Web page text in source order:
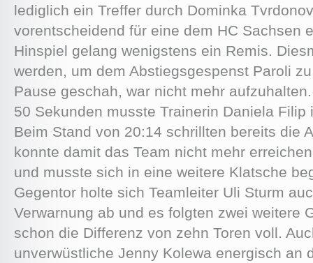
lediglich ein Treffer durch Dominka
vorentscheidend für eine dem HC Sachsen
Hinspiel gelang wenigstens ein Remis.
werden, um dem Abstiegsgespenst Paroli
Pause geschah, war nicht mehr
50 Sekunden musste Trainerin Daniela
Beim Stand von 20:14 schrillten bereits die
konnte damit das Team nicht mehr
und musste sich in eine weitere Klatsche
Gegentor holte sich Teamleiter Uli Sturm
Verwarnung ab und es folgten zwei weitere
schon die Differenz von zehn Toren voll.
unverwüstliche Jenny Kolewa energisch an